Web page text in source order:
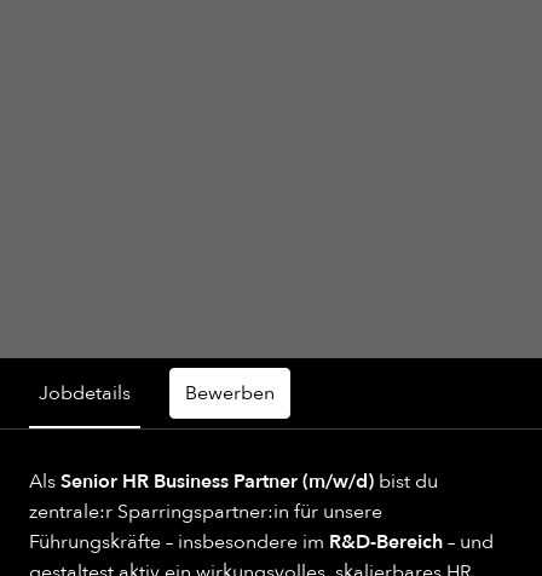
Jobdetails Bewerben
AlsSenior HR Business Partner (m/w/d) bist du
zentrale:r Sparringspartner:in für unsere
Führungskräfte – insbesondere im R&D-Bereich– und